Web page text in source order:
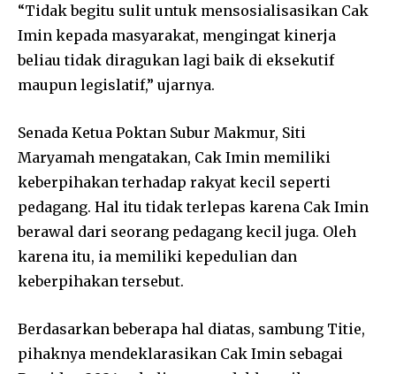
“Tidak begitu sulit untuk mensosialisasikan Cak
Imin kepada masyarakat, mengingat kinerja
beliau tidak diragukan lagi baik di eksekutif
maupun legislatif,” ujarnya.
Senada Ketua Poktan Subur Makmur, Siti
Maryamah mengatakan, Cak Imin memiliki
keberpihakan terhadap rakyat kecil seperti
pedagang. Hal itu tidak terlepas karena Cak Imin
berawal dari seorang pedagang kecil juga. Oleh
karena itu, ia memiliki kepedulian dan
keberpihakan tersebut.
Berdasarkan beberapa hal diatas, sambung Titie,
pihaknya mendeklarasikan Cak Imin sebagai